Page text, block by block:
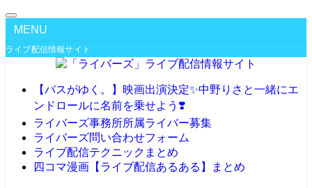
MENU
ライブ配信情報サイト
【バスがゆく。】映画出演決定✨️中野りさと一緒にエ
ンドロールに名前を乗せよう❣️
ライバーズ事務所所属ライバー募集
ライバーズ問い合わせフォーム
ライブ配信テクニックまとめ
四コマ漫画【ライブ配信あるある】まとめ